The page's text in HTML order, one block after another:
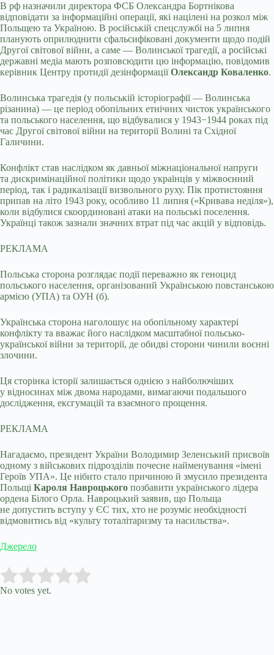
В рф назначили директора ФСБ Олександра Бортнікова
відповідати за інформаційні операції, які націлені на розкол між
Польщею та Україною. В російській спецслужбі на 5 липня
планують оприлюднити сфальсифіковані документи щодо подій
Другої світової війни, а саме — Волинської трагедії, а російські
державні медіа мають розповсюдити цю інформацію, повідомив
керівник Центру протидії дезінформаціїОлександр Коваленко.
Волинська трагедія (у польській історіографії — Волинська
різанина) — це період обопільних етнічних чисток українського
та польського населення, що відбувалися у 1943−1944 роках під
час Другої світової війни на території Волині та Східної
Галичини.
Конфлікт став наслідком як давньої міжнаціональної напруги
та дискримінаційної політики щодо українців у міжвоєнний
період, так і радикалізації визвольного руху. Пік протистояння
припав на літо 1943 року, особливо 11 липня («Кривава неділя»),
коли відбулися скоординовані атаки на польські поселення.
Українці також зазнали значних втрат під час акцій у відповідь.
РЕКЛАМА
Польська сторона розглядає події переважно як геноцид
польського населення, організований Українською повстанською
армією (УПА) та ОУН (б).
Українська сторона наголошує на обопільному характері
конфлікту та вважає його наслідком масштабної польсько-
української війни за території, де обидві сторони чинили воєнні
злочини.
Ця сторінка історії залишається однією з найболючіших
у відносинах між двома народами, вимагаючи подальшого
дослідження, ексгумацій та взаємного прощення.
РЕКЛАМА
Нагадаємо, президент України Володимир Зеленський присвоїв
одному з військових підрозділів почесне найменування «імені
Героїв УПА». Це нібито стало причиною й змусило президента
Польщі Кароля Навроцького позбавити українського лідера
ордена Білого Орла. Навроцький заявив, що Польща
не допустить вступу у ЄС тих, хто не розуміє необхідності
відмовитись від «культу тоталітаризму та насильства».
Джерело
Rate this item:
No votes yet.